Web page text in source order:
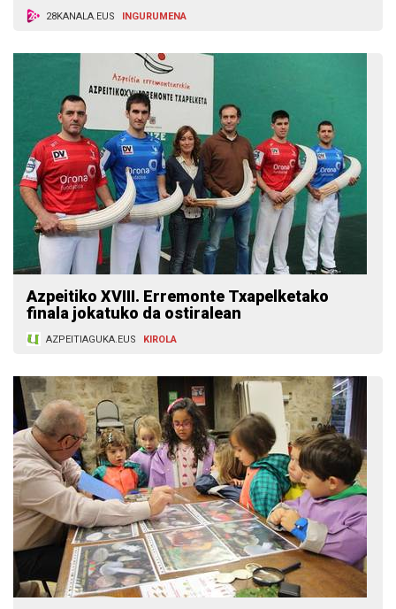
28KANALA.EUS INGURUMENA
Azpeitiko XVIII. Erremonte Txapelketako
finala jokatuko da ostiralean
AZPEITIAGUKA.EUS KIROLA